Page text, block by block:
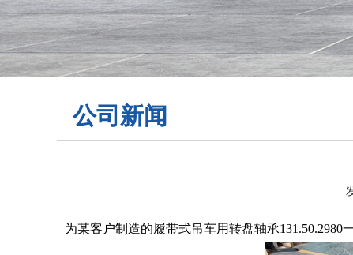
公司新闻
为某客户制造的履带式吊车用转盘轴承